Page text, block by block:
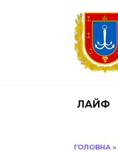
ЛАЙФ
ГОЛОВНА »